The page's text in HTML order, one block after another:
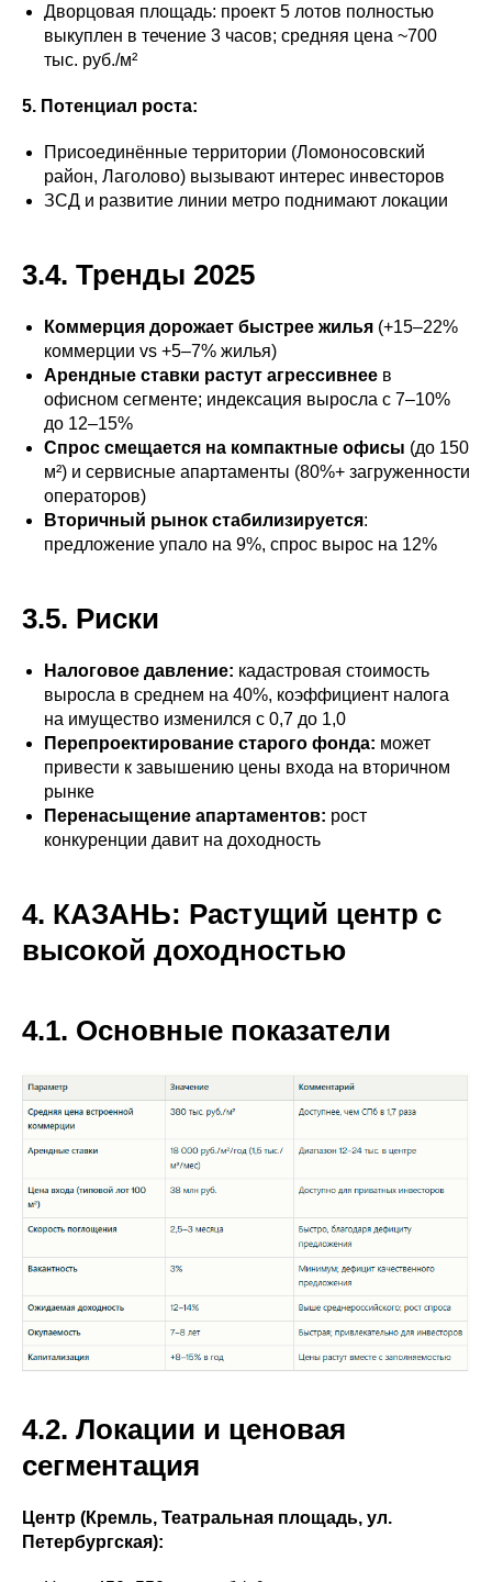
Дворцовая площадь: проект 5 лотов полностью
выкуплен в течение 3 часов; средняя цена ~700
тыс. руб./м²​
5. Потенциал роста:
Присоединённые территории (Ломоносовский
район, Лаголово) вызывают интерес инвесторов
ЗСД и развитие линии метро поднимают локации
3.4. Тренды 2025
Коммерция дорожает быстрее жилья (+15–22%
коммерции vs +5–7% жилья)
Арендные ставки растут агрессивнее в
офисном сегменте; индексация выросла с 7–10%
до 12–15%
Спрос смещается на компактные офисы (до 150
м²) и сервисные апартаменты (80%+ загруженности
операторов)
Вторичный рынок стабилизируется:
предложение упало на 9%, спрос вырос на 12%​
3.5. Риски
Налоговое давление: кадастровая стоимость
выросла в среднем на 40%, коэффициент налога
на имущество изменился с 0,7 до 1,0
Перепроектирование старого фонда: может
привести к завышению цены входа на вторичном
рынке
Перенасыщение апартаментов: рост
конкуренции давит на доходность
4. КАЗАНЬ: Растущий центр с
высокой доходностью
4.1. Основные показатели
4.2. Локации и ценовая
сегментация
Центр (Кремль, Театральная площадь, ул.
Петербургская):